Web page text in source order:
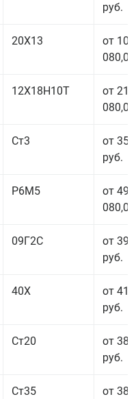
руб.
20Х13
от 103
080,00
12Х18Н10Т
от 210
080,00
Ст3
от 35
руб.
Р6М5
от 499
080,00
09Г2С
от 39
руб.
40Х
от 41
руб.
Ст20
от 38
руб.
Ст35
от 38